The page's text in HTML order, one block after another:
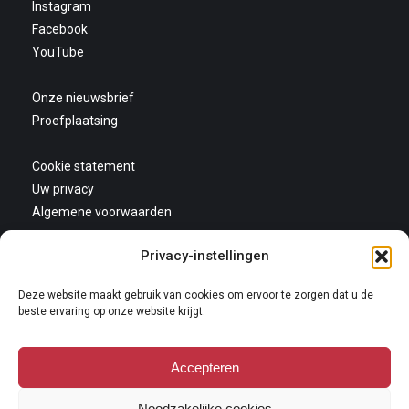
Privacy-instellingen
Deze website maakt gebruik van cookies om ervoor te zorgen dat u de
beste ervaring op onze website krijgt.
Accepteren
Instagram
Facebook
YouTube
Onze nieuwsbrief
Proefplaatsing
Cookie statement
Uw privacy
Algemene voorwaarden
Copyright 2026